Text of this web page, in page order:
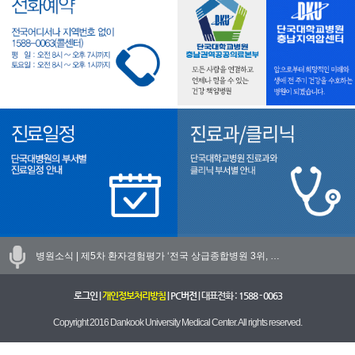
병원소식 | 제5차 환자경험평가 ‘전국 상급종합병원 3위, …
로그인| 개인정보처리방침| PC버전| 대표전화 : 1588 - 0063
Copyright 2016 Dankook University Medical Center. All rights reserved.